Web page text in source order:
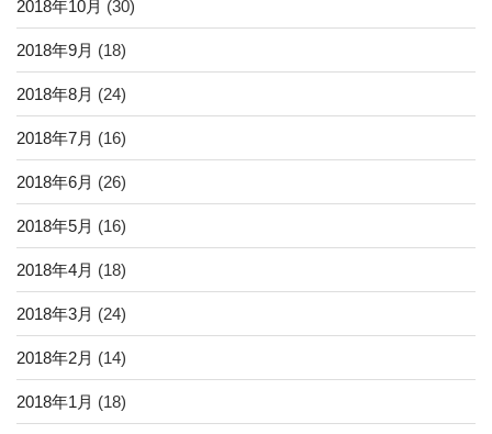
2018年10月 (30)
2018年9月 (18)
2018年8月 (24)
2018年7月 (16)
2018年6月 (26)
2018年5月 (16)
2018年4月 (18)
2018年3月 (24)
2018年2月 (14)
2018年1月 (18)